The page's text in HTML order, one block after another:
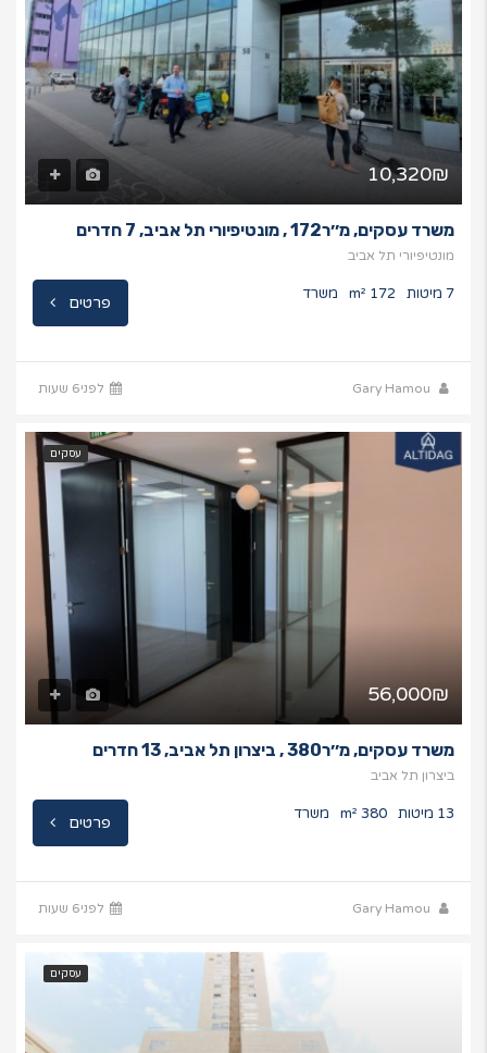
10,320₪
משרד עסקים, מ׳׳ר172 , מונטיפיורי תל אביב, 7 חדרים
מונטיפיורי תל אביב
7 מיטות 172 m² משרד פרטים
Gary Hamou לפני6 שעות
עסקים
56,000₪
משרד עסקים, מ׳׳ר380 , ביצרון תל אביב, 13 חדרים
ביצרון תל אביב
13 מיטות 380 m² משרד פרטים
Gary Hamou לפני6 שעות
עסקים